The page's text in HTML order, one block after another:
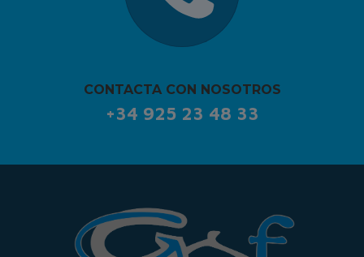
CONTACTA CON NOSOTROS
+34 925 23 48 33